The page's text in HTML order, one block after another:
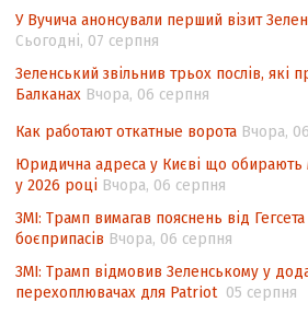
Угоди про торговельні
інтелектуальної власності
контексті євроінтеграції
Аналіз виборчого
невизначеності механізму
підрахунку голосів виборців
Інформаційна безпека
У Вучича анонсували перший візит
Сьогодні, 07 серпня
Зеленський звільнив трьох послів, які
Балканах Вчора, 06 серпня
Как работают откатные ворота Вчора,
Юридична адреса у Києві що обирають
у 2026 році Вчора, 06 серпня
ЗМІ: Трамп вимагав пояснень від
боєприпасів Вчора, 06 серпня
ЗМІ: Трамп відмовив Зеленському у
перехоплювачах для Patriot 05 серпня